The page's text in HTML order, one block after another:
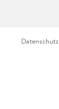
Datenschutz